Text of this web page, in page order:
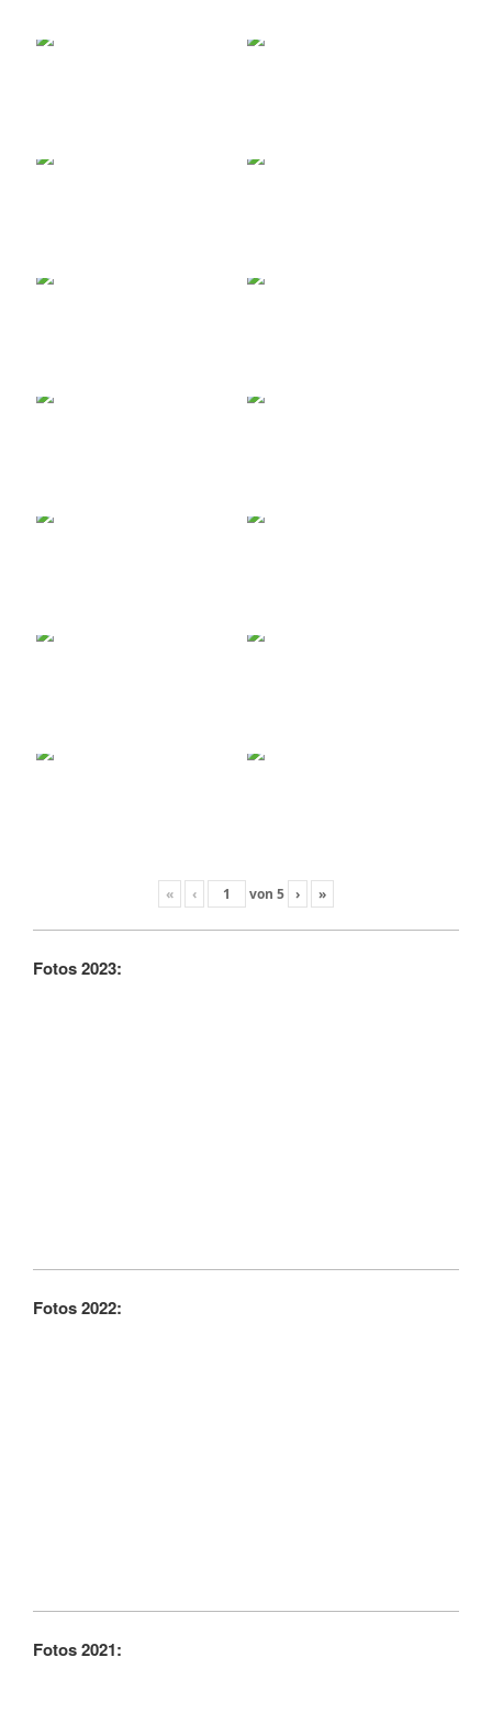
« ‹ von 5 › »
Fotos 2023:
Fotos 2022:
Fotos 2021: